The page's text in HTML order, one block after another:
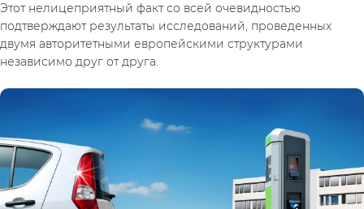
Этот нелицеприятный факт со всей очевидностью
подтверждают результаты исследований, проведенных
двумя авторитетными европейскими структурами
независимо друг от друга.